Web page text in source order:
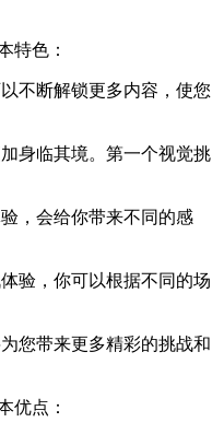
特色：
不断解锁更多内容，使您
身临其境。第一个视觉挑
，会给你带来不同的感
验，你可以根据不同的场
您带来更多精彩的挑战和
优点：